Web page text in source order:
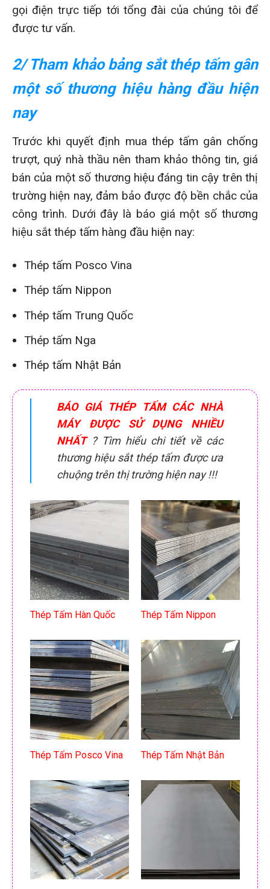
gọi điện trực tiếp tới tổng đài của chúng tôi để
được tư vấn.
2/ Tham khảo bảng sắt thép tấm gân
một số thương hiệu hàng đầu hiện
nay
Trước khi quyết định mua thép tấm gân chống
trượt, quý nhà thầu nên tham khảo thông tin, giá
bán của một số thương hiệu đáng tin cậy trên thị
trường hiện nay, đảm bảo được độ bền chắc của
công trình. Dưới đây là báo giá một số thương
hiệu sắt thép tấm hàng đầu hiện nay:
Thép tấm Posco Vina
Thép tấm Nippon
Thép tấm Trung Quốc
Thép tấm Nga
Thép tấm Nhật Bản
BÁO GIÁ THÉP TẤM CÁC NHÀ
MÁY ĐƯỢC SỬ DỤNG NHIỀU
NHẤT? Tìm hiểu chi tiết về các
thương hiệu sắt thép tấm được ưa
chuộng trên thị trường hiện nay !!!
Thép Tấm Hàn Quốc Thép Tấm Nippon
Thép Tấm Posco Vina Thép Tấm Nhật Bản